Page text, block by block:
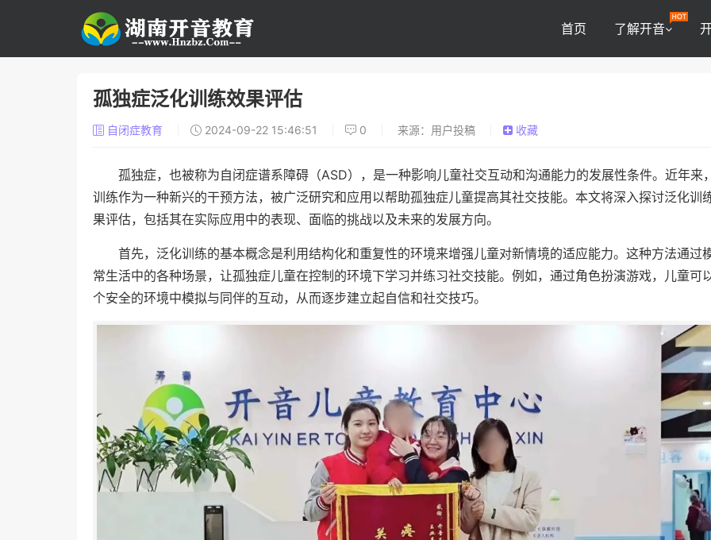
首页 了解开音
孤独症泛化训练效果评估
自闭症教育 2024-09-22 15:46:51 0 来源：用户投稿 收藏
孤独症，也被称为自闭症谱系障碍（ASD），是一种影响儿童社交互动和沟通能力的发展性条件。近年来
训练作为一种新兴的干预方法，被广泛研究和应用以帮助孤独症儿童提高其社交技能。本文将深入探讨泛化训
果评估，包括其在实际应用中的表现、面临的挑战以及未来的发展方向。
首先，泛化训练的基本概念是利用结构化和重复性的环境来增强儿童对新情境的适应能力。这种方法通过
常生活中的各种场景，让孤独症儿童在控制的环境下学习并练习社交技能。例如，通过角色扮演游戏，儿童可
个安全的环境中模拟与同伴的互动，从而逐步建立起自信和社交技巧。